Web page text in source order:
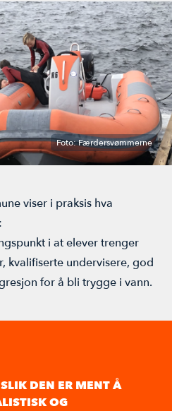
Foto: Færdersvømmerne
viser i praksis hva
i at elever trenger
kvalifiserte undervisere, god
for å bli trygge i vann.
DEN ER MENT Å
OG